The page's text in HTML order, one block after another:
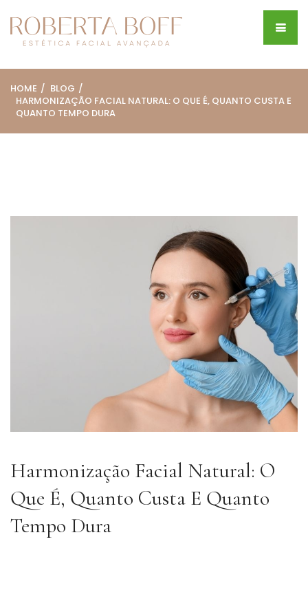
HOME
BLOG
HARMONIZAÇÃO FACIAL NATURAL: O QUE É, QUANTO CUSTA E
QUANTO TEMPO DURA
Harmonização Facial Natural: O
Que É, Quanto Custa E Quanto
Tempo Dura